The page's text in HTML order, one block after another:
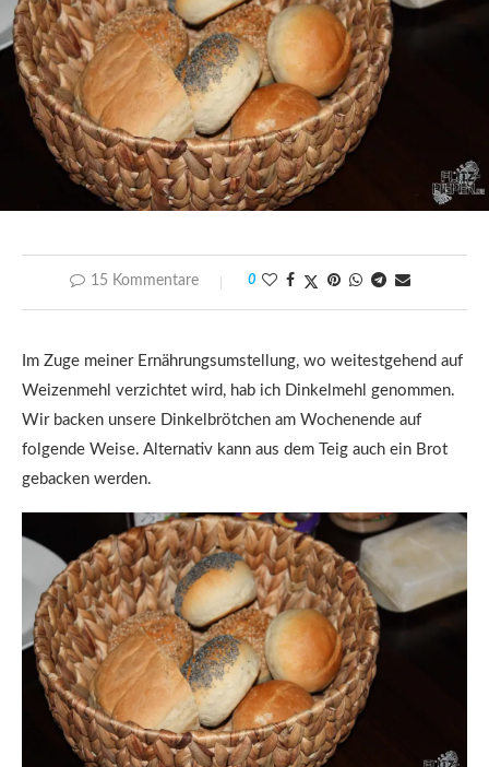
15 Kommentare 0
Im Zuge meiner Ernährungsumstellung, wo weitestgehend auf
Weizenmehl verzichtet wird, hab ich Dinkelmehl genommen.
Wir backen unsere Dinkelbrötchen am Wochenende auf
folgende Weise. Alternativ kann aus dem Teig auch ein Brot
gebacken werden.